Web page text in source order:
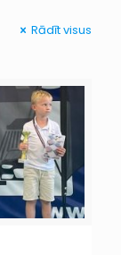
Rādīt visus